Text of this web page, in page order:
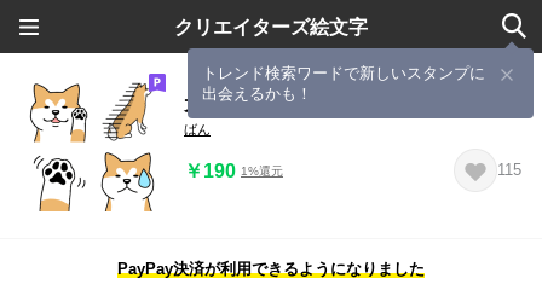
クリエイターズ絵文字
トレンド検索ワードで新しいスタンプに
出会えるかも！
犬種別毎日使える可愛い秋田犬絵文字
ばん
￥190 1%還元 115
PayPay決済が利用できるようになりました